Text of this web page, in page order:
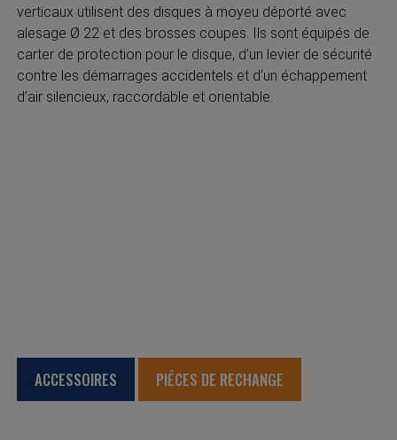
verticaux utilisent des disques à moyeu déporté avec
alesage Ø 22 et des brosses coupes. Ils sont équipés de
carter de protection pour le disque, d’un levier de sécurité
contre les démarrages accidentels et d’un échappement
d’air silencieux, raccordable et orientable.
ACCESSOIRES PIÉCES DE RECHANGE